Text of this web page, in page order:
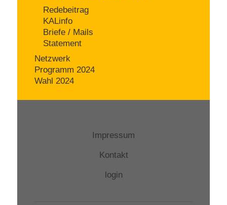
Redebeitrag
KALinfo
Briefe / Mails
Statement
Netzwerk
Programm 2024
Wahl 2024
Impressum
Kontakt
login